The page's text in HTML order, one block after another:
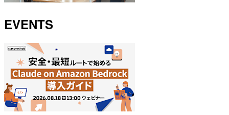
EVENTS